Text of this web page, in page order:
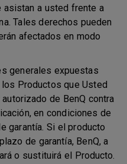
a usted frente a
Tales derechos pueden
afectados en modo
generales expuestas
Productos que Usted
de BenQ contra
en condiciones de
garantía. Si el producto
de garantía, BenQ, a
o sustituirá el Producto.